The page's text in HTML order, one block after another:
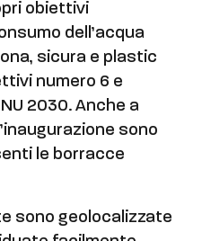
obiettivi
dell’acqua
sicura e plastic
numero 6 e
2030. Anche a
sono
le borracce
sono geolocalizzate